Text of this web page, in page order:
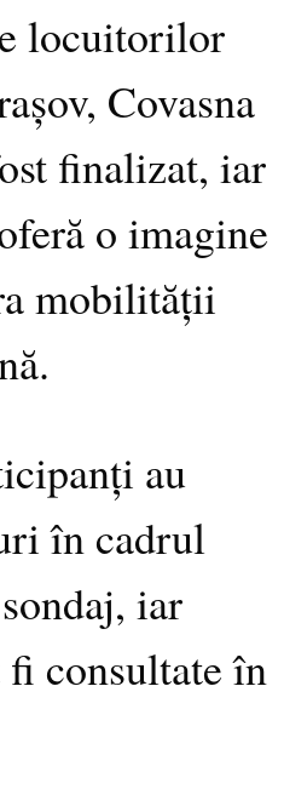
locuitorilor
Covasna
finalizat, iar
o imagine
mobilității
au
în cadrul
iar
consultate în